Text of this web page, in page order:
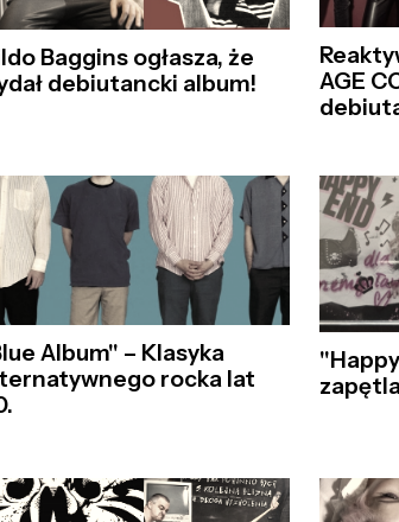
Baggins ogłasza, że
debiutancki album!
AGE
Album" – Klasyka
rocka lat